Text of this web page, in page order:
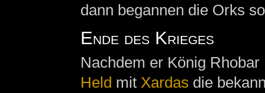
dann begannen die Orks
Ende des Krieges
Nachdem er König
Held mit Xardas die